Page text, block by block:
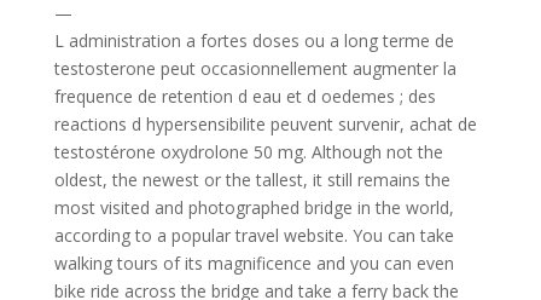
—
L administration a fortes doses ou a long terme de
testosterone peut occasionnellement augmenter la
frequence de retention d eau et d oedemes ; des
reactions d hypersensibilite peuvent survenir, achat de
testostérone oxydrolone 50 mg. Although not the
oldest, the newest or the tallest, it still remains the
most visited and photographed bridge in the world,
according to a popular travel website. You can take
walking tours of its magnificence and you can even
bike ride across the bridge and take a ferry back the